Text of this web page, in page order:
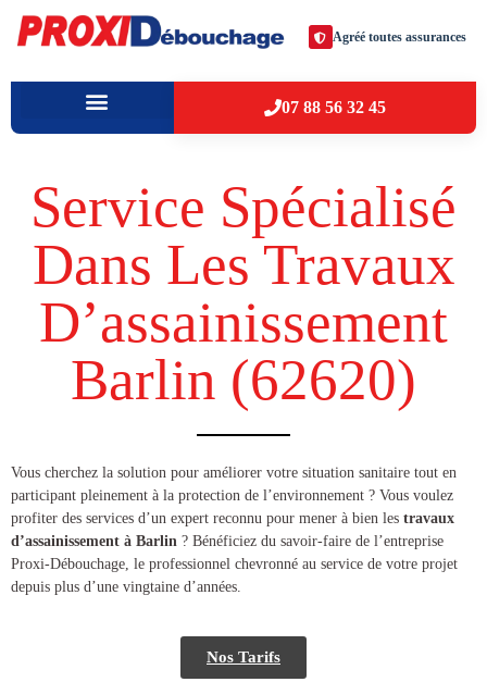
Agréé toutes assurances
07 88 56 32 45
Service Spécialisé
Dans Les Travaux
D’assainissement
Barlin (62620​)
​​Vous cherchez la solution pour améliorer votre situation sanitaire tout en
participant pleinement à la protection de l’environnement ? Vous voulez
profiter des services d’un expert reconnu pour mener à bien les travaux
d’assainissement à Barlin ? Bénéficiez du savoir-faire de l’entreprise
Proxi-Débouchage, le professionnel chevronné au service de votre projet
depuis plus d’une vingtaine d’années.
Nos Tarifs